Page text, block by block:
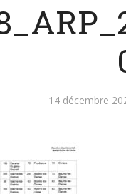
14 décembre